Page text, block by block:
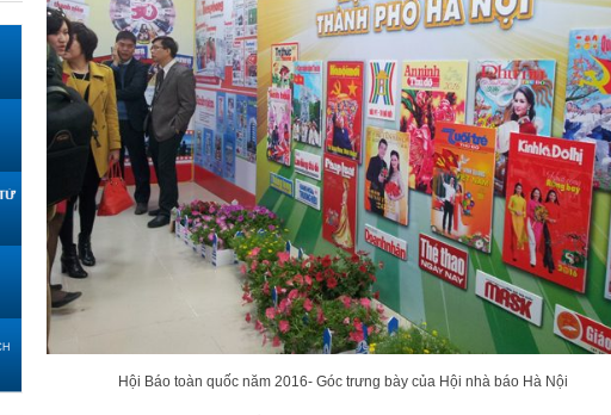
Hội Báo toàn quốc năm 2016- Góc trưng bày của Hội nhà báo Hà Nội